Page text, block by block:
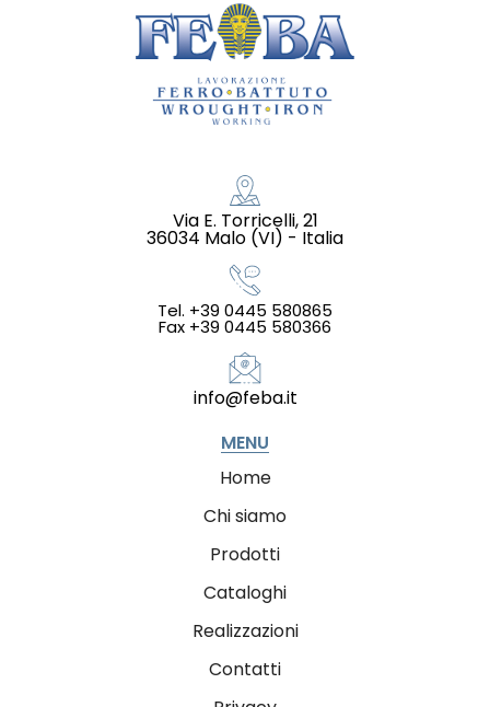
Via E. Torricelli, 21
36034 Malo (VI) - Italia
Tel. +39 0445 580865
Fax +39 0445 580366
info@feba.it
MENU
Home
Chi siamo
Prodotti
Cataloghi
Realizzazioni
Contatti